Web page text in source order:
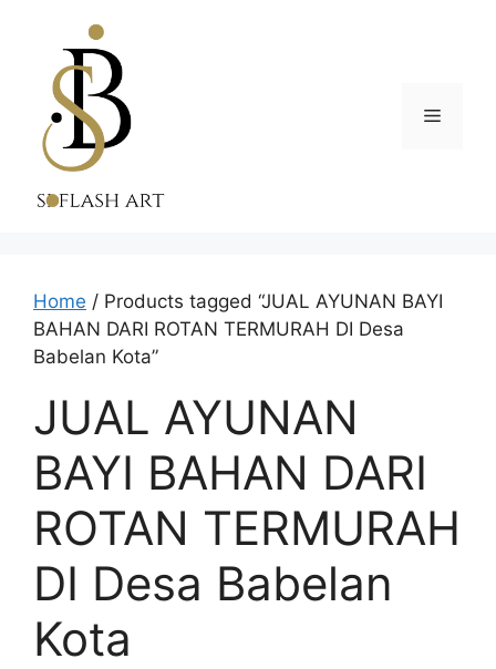
content
Menu
Home / Products tagged “JUAL AYUNAN BAYI
BAHAN DARI ROTAN TERMURAH DI Desa
Babelan Kota”
JUAL AYUNAN
BAYI BAHAN DARI
ROTAN TERMURAH
DI Desa Babelan
Kota